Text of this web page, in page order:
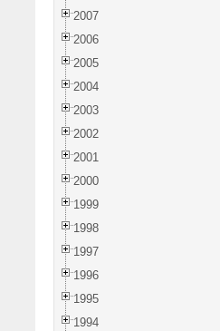
2007
2006
2005
2004
2003
2002
2001
2000
1999
1998
1997
1996
1995
1994